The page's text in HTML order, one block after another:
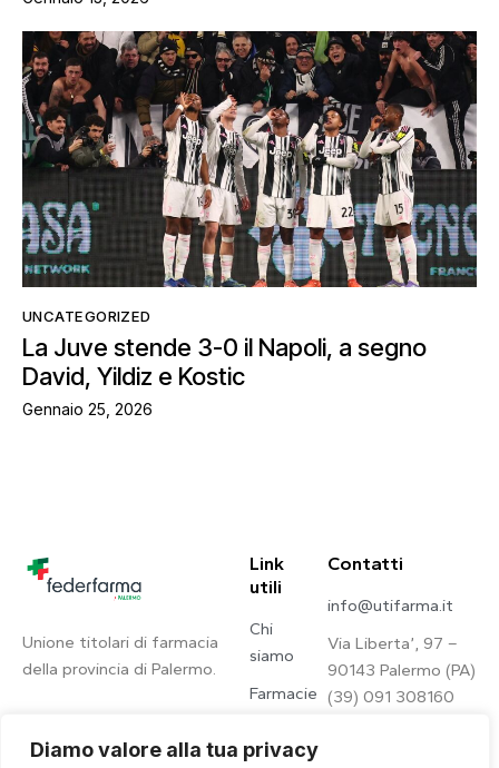
Diamo valore alla tua privacy
UNCATEGORIZED
La Juve stende 3-0 il Napoli, a segno
David, Yildiz e Kostic
Gennaio 25, 2026
Unione titolari di farmacia
della provincia di Palermo.
Link
utili
Chi
siamo
Farmacie
Contatti
info@utifarma.it
Via Liberta’, 97 –
90143 Palermo (PA)
(39) 091 308160